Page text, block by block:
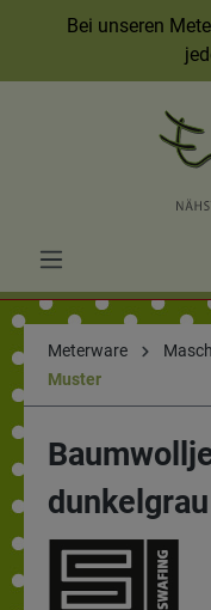
Bei unseren
Meterware
Muster
dunkelgrau